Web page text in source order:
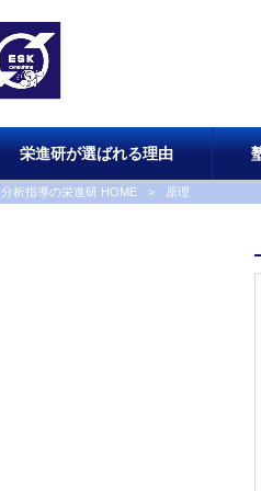
栄進研が選ばれる理由
分析指導の栄進研 HOME > 原理